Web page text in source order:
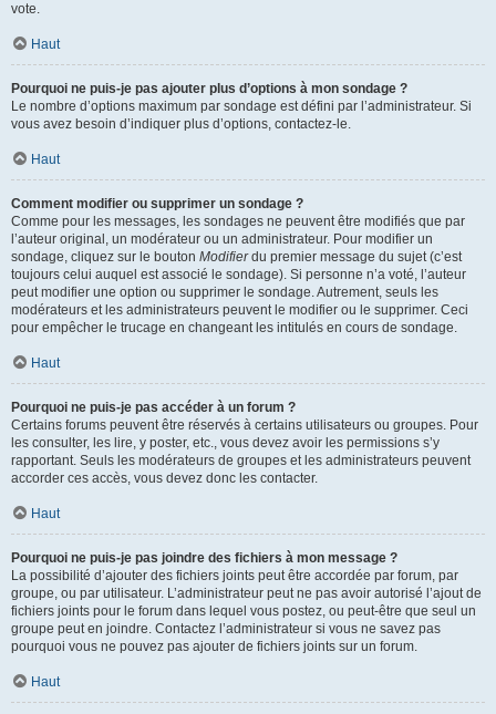
vote.
Haut
Pourquoi ne puis-je pas ajouter plus d’options à mon sondage ?
Le nombre d’options maximum par sondage est défini par l’administrateur. Si
vous avez besoin d’indiquer plus d’options, contactez-le.
Haut
Comment modifier ou supprimer un sondage ?
Comme pour les messages, les sondages ne peuvent être modifiés que par
l’auteur original, un modérateur ou un administrateur. Pour modifier un
sondage, cliquez sur le bouton Modifierdu premier message du sujet (c’est
toujours celui auquel est associé le sondage). Si personne n’a voté, l’auteur
peut modifier une option ou supprimer le sondage. Autrement, seuls les
modérateurs et les administrateurs peuvent le modifier ou le supprimer. Ceci
pour empêcher le trucage en changeant les intitulés en cours de sondage.
Haut
Pourquoi ne puis-je pas accéder à un forum ?
Certains forums peuvent être réservés à certains utilisateurs ou groupes. Pour
les consulter, les lire, y poster, etc., vous devez avoir les permissions s’y
rapportant. Seuls les modérateurs de groupes et les administrateurs peuvent
accorder ces accès, vous devez donc les contacter.
Haut
Pourquoi ne puis-je pas joindre des fichiers à mon message ?
La possibilité d’ajouter des fichiers joints peut être accordée par forum, par
groupe, ou par utilisateur. L’administrateur peut ne pas avoir autorisé l’ajout de
fichiers joints pour le forum dans lequel vous postez, ou peut-être que seul un
groupe peut en joindre. Contactez l’administrateur si vous ne savez pas
pourquoi vous ne pouvez pas ajouter de fichiers joints sur un forum.
Haut